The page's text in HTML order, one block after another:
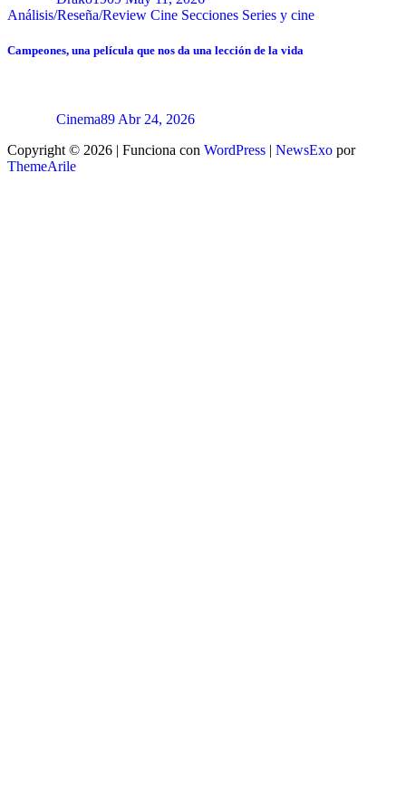
Análisis/Reseña/Review Cine Secciones Series y cine
Campeones, una película que nos da una lección de la vida
Cinema89 Abr 24, 2026
Copyright © 2026 | Funciona con WordPress | NewsExo por
ThemeArile